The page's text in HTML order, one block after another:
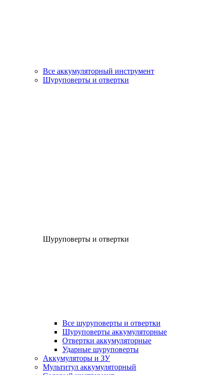
Все аккумуляторный инструмент
Шуруповерты и отвертки
Шуруповерты и отвертки
Все шуруповерты и отвертки
Шуруповерты аккумуляторные
Отвертки аккумуляторные
Ударные шуруповерты
Аккумуляторы и ЗУ
Мультитул аккумуляторный